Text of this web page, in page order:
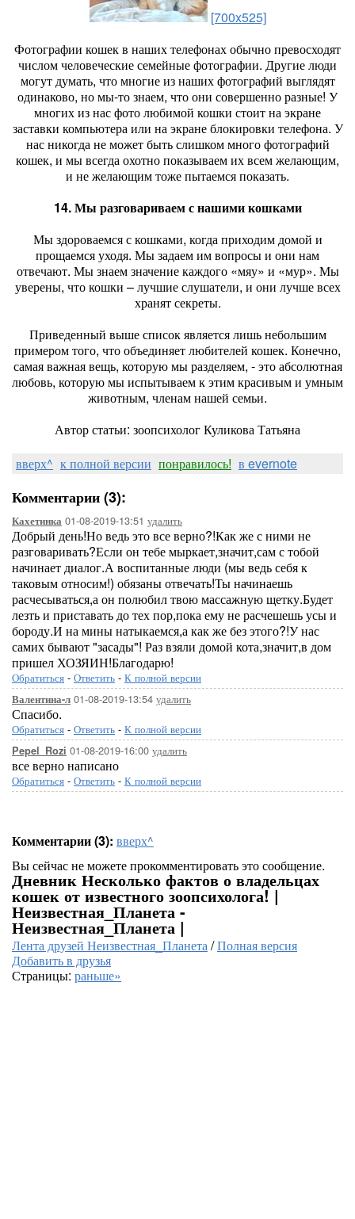
[700x525]
Фотографии кошек в наших телефонах обычно превосходят
числом человеческие семейные фотографии. Другие люди
могут думать, что многие из наших фотографий выглядят
одинаково, но мы-то знаем, что они совершенно разные! У
многих из нас фото любимой кошки стоит на экране
заставки компьютера или на экране блокировки телефона. У
нас никогда не может быть слишком много фотографий
кошек, и мы всегда охотно показываем их всем желающим,
и не желающим тоже пытаемся показать.
14. Мы разговариваем с нашими кошками
Мы здороваемся с кошками, когда приходим домой и
прощаемся уходя. Мы задаем им вопросы и они нам
отвечают. Мы знаем значение каждого «мяу» и «мур». Мы
уверены, что кошки – лучшие слушатели, и они лучше всех
хранят секреты.
Приведенный выше список является лишь небольшим
примером того, что объединяет любителей кошек. Конечно,
самая важная вещь, которую мы разделяем, - это абсолютная
любовь, которую мы испытываем к этим красивым и умным
животным, членам нашей семьи.
Автор статьи: зоопсихолог Куликова Татьяна
вверх^ к полной версии понравилось! в evernote
Комментарии (3):
Кахетинка 01-08-2019-13:51 удалить
Добрый день!Но ведь это все верно?!Как же с ними не
разговаривать?Если он тебе мыркает,значит,сам с тобой
начинает диалог.А воспитанные люди (мы ведь себя к
таковым относим!) обязаны отвечать!Ты начинаешь
расчесываться,а он полюбил твою массажную щетку.Будет
лезть и приставать до тех пор,пока ему не расчешешь усы и
бороду.И на мины натыкаемся,а как же без этого?!У нас
самих бывают "засады"! Раз взяли домой кота,значит,в дом
пришел ХОЗЯИН!Благодарю!
Обратиться - Ответить - К полной версии
Валентина-л 01-08-2019-13:54 удалить
Спасибо.
Обратиться - Ответить - К полной версии
Pepel_Rozi 01-08-2019-16:00 удалить
все верно написано
Обратиться - Ответить - К полной версии
Комментарии (3): вверх^
Вы сейчас не можете прокомментировать это сообщение.
Дневник Несколько фактов о владельцах
кошек от известного зоопсихолога! |
Неизвестная_Планета -
Неизвестная_Планета |
Лента друзей Неизвестная_Планета/Полная версия
Добавить в друзья
Страницы: раньше»